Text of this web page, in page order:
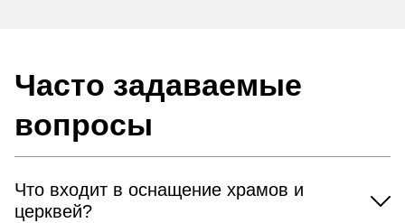
Часто задаваемые
вопросы
Что входит в оснащение храмов и
церквей?